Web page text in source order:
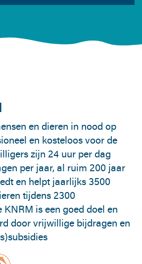
en dieren in nood op
en kosteloos voor de
zijn 24 uur per dag
per jaar, al ruim 200 jaar
en helpt jaarlijks 3500
tijdens 2300
KNRM is een goed doel en
door vrijwillige bijdragen en